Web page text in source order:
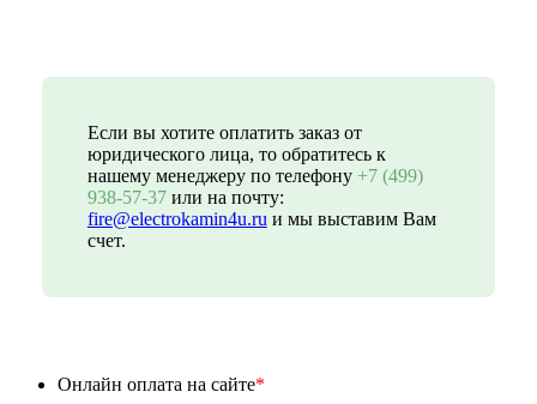
Если вы хотите оплатить заказ от
юридического лица, то обратитесь к
нашему менеджеру по телефону +7 (499)
938-57-37или на почту:
fire@electrokamin4u.ru и мы выставим Вам
счет.
Онлайн оплата на сайте*